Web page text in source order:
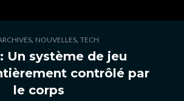
, NOUVELLES, TECH
Un système de jeu
contrôlé par
le corps